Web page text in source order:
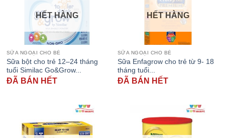
HẾT HÀNG
SỮA NGOẠI CHO BÉ
Sữa bột cho trẻ 12–24 tháng
tuổi Similac Go&Grow...
ĐÃ BÁN HẾT
HẾT HÀNG
SỮA NGOẠI CHO BÉ
Sữa Enfagrow cho trẻ từ 9- 18
tháng tuổi...
ĐÃ BÁN HẾT